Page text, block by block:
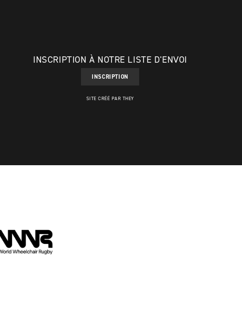
INSCRIPTION À NOTRE LISTE D'ENVOI
INSCRIPTION
SITE CRÉÉ PAR THEY